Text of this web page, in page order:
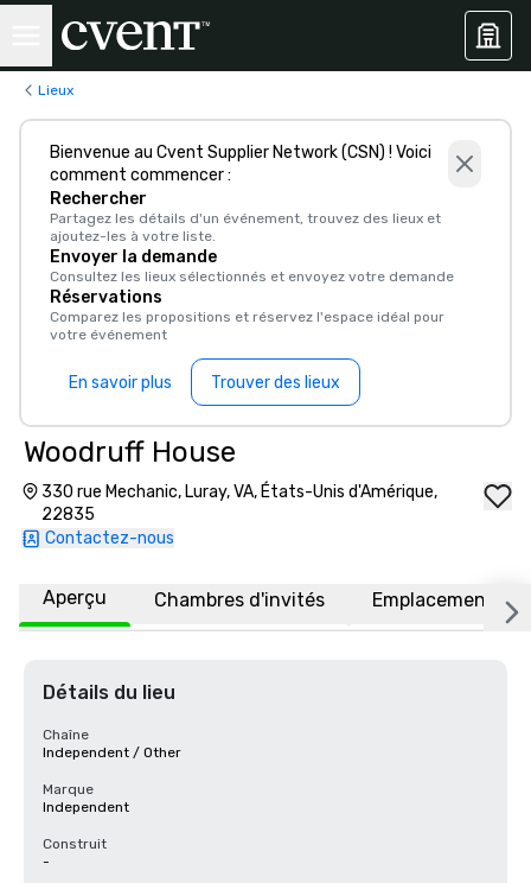
Lieux
Bienvenue au Cvent Supplier Network (CSN) ! Voici
comment commencer :
Rechercher
Partagez les détails d'un événement, trouvez des lieux et
ajoutez-les à votre liste.
Envoyer la demande
Consultez les lieux sélectionnés et envoyez votre demande
Réservations
Comparez les propositions et réservez l'espace idéal pour
votre événement
En savoir plus Trouver des lieux
Woodruff House
330 rue Mechanic, Luray, VA, États-Unis d'Amérique,
22835
Contactez-nous
Aperçu Chambres d'invités Emplacement
Détails du lieu
Chaîne
Independent / Other
Marque
Independent
Construit
-